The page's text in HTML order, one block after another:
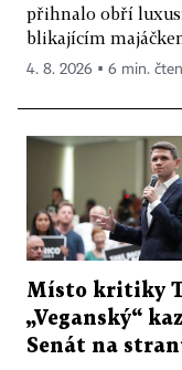
přihnalo obří
blikajícím
4. 8. 2026 ▪ 6 min.
Místo kritiky
„Veganský“
Senát na